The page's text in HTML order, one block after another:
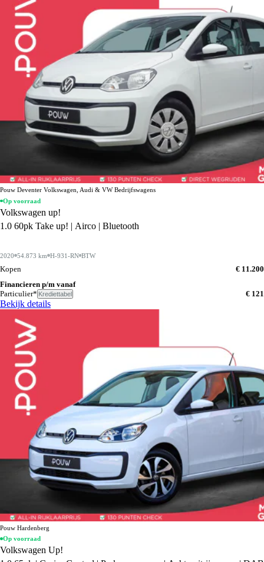
Pouw Deventer Volkswagen, Audi & VW Bedrijfswagens
Op voorraad
Volkswagen up!
1.0 60pk Take up! | Airco | Bluetooth
2020 54.873 km H-931-RN BTW
Kopen
€ 11.200
Financieren p/m vanaf
Particulier* Krediettabel € 121
Bekijk details
Pouw Hardenberg
Op voorraad
Volkswagen Up!